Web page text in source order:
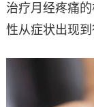
治疗月经疼痛
性从症状出现到